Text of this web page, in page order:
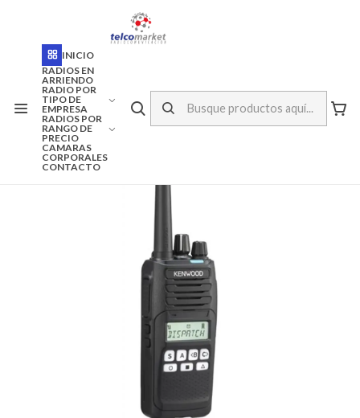
INICIO
RADIOS EN
ARRIENDO
RADIO POR
TIPO DE
EMPRESA
RADIOS POR
RANGO DE
PRECIO
CAMARAS
CORPORALES
CONTACTO
ENVÍO A TODO CHILE
Inicio Marcas
Kenwood
RADIO PORTATIL KENWOOD UHF NX-1300AK2 DISPLAY